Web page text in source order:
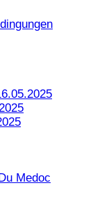
Medoc